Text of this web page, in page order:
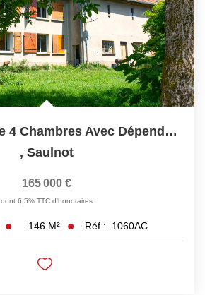
Jolie Maison De 4 Chambres Avec Dépendances
, Saulnot
165 000 €
dont 6,5% TTC d'honoraires
146 M² Réf : 1060AC